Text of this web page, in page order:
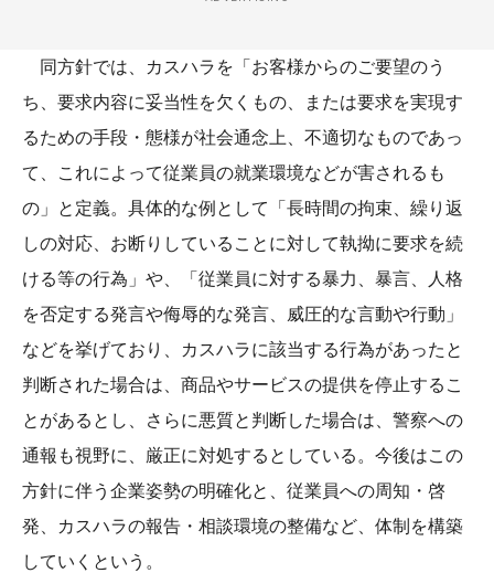
同方針では、カスハラを「お客様からのご要望のう
ち、要求内容に妥当性を欠くもの、または要求を実現す
るための手段・態様が社会通念上、不適切なものであっ
て、これによって従業員の就業環境などが害されるも
の」と定義。具体的な例として「長時間の拘束、繰り返
しの対応、お断りしていることに対して執拗に要求を続
ける等の行為」や、「従業員に対する暴力、暴言、人格
を否定する発言や侮辱的な発言、威圧的な言動や行動」
などを挙げており、カスハラに該当する行為があったと
判断された場合は、商品やサービスの提供を停止するこ
とがあるとし、さらに悪質と判断した場合は、警察への
通報も視野に、厳正に対処するとしている。今後はこの
方針に伴う企業姿勢の明確化と、従業員への周知・啓
発、カスハラの報告・相談環境の整備など、体制を構築
していくという。